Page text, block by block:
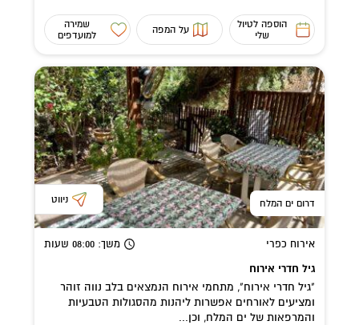
הוספה לטיול
שלי
על המפה
שמירה
למועדפים
דרום ים המלח ניווט
אירוח כפרי משך: 08:00 שעות
גיל חדרי אירוח
"גיל חדרי אירוח", מתחמי אירוח הנמצאים בלב נווה זוהר
ומציעים לאורחים אפשרות ליהנות מהסגולות הטבעיות
והמרפאות של ים המלח, וכן...